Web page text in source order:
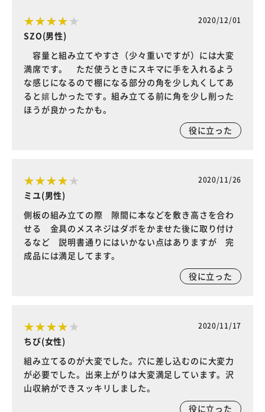
2020/12/01
SZO(男性)
容量と組み立てやすさ（少々重いですが）には大変
満席です。 ただ使うときにスキマに手を入れるよう
な感じになるので棚になる部分の角を少し丸くしてあ
ると嬉しかったです。組み立てる前に角を少し削った
ほうが良かったかも。
役に立った
2020/11/26
ミユ(男性)
側板の組み立ての際 隙間に本などを敷き高さを合わ
せる 金具のメスネジはダボをかませた後に取り付け
るなど 説明書通りにはいかない点はありますが 完
成品には満足してます。
役に立った
2020/11/17
ちび(女性)
組み立てるのが大変でした。穴に差し込むのに大変力
が必要でした。出来上がりは大変満足しています。沢
山収納ができスッキリしました。
役に立った